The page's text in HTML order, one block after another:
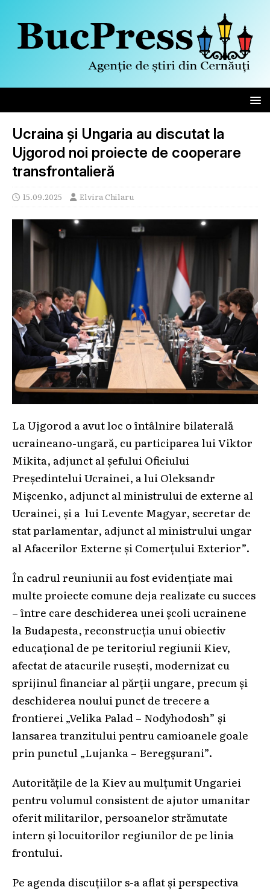
Ucraina și Ungaria au discutat la
Ujgorod noi proiecte de cooperare
transfrontalieră
15.09.2025 Elvira Chilaru
La Ujgorod a avut loc o întâlnire bilaterală
ucraineano-ungară, cu participarea lui Viktor
Mikita, adjunct al șefului Oficiului
Președintelui Ucrainei, a lui Oleksandr
Mișcenko, adjunct al ministrului de externe al
Ucrainei, și a lui Levente Magyar, secretar de
stat parlamentar, adjunct al ministrului ungar
al Afacerilor Externe și Comerțului Exterior”.
În cadrul reuniunii au fost evidențiate mai
multe proiecte comune deja realizate cu succes
– între care deschiderea unei școli ucrainene
la Budapesta, reconstrucția unui obiectiv
educațional de pe teritoriul regiunii Kiev,
afectat de atacurile rusești, modernizat cu
sprijinul financiar al părții ungare, precum și
deschiderea noului punct de trecere a
frontierei „Velika Palad – Nodyhodosh” și
lansarea tranzitului pentru camioanele goale
prin punctul „Lujanka – Beregșurani”.
Autoritățile de la Kiev au mulțumit Ungariei
pentru volumul consistent de ajutor umanitar
oferit militarilor, persoanelor strămutate
intern și locuitorilor regiunilor de pe linia
frontului.
Pe agenda discuțiilor s-a aflat și perspectiva